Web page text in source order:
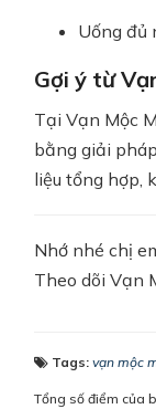
Uống đủ
Gợi ý từ
Tại Vạn Mộc
bằng giải
liệu tổng hợp,
Nhớ nhé chị
Theo dõi Vạn
Tags: vạn mộc
Tổng số điểm của